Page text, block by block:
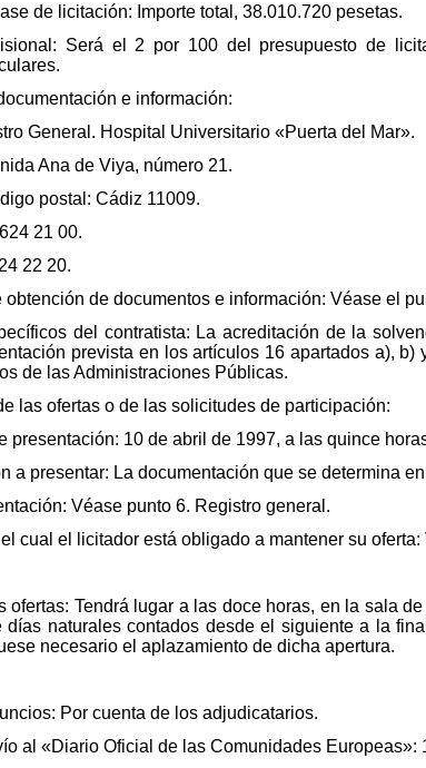
de licitación: Importe total, 38.010.720 pesetas.
Será el 2 por 100 del presupuesto de
e información:
General. Hospital Universitario «Puerta del Mar».
Ana de Viya, número 21.
postal: Cádiz 11009.
21 00.
22 20.
obtención de documentos e información: Véase el
del contratista: La acreditación de la
prevista en los artículos 16 apartados a),
de las Administraciones Públicas.
las ofertas o de las solicitudes de participación:
presentación: 10 de abril de 1997, a las quince
a presentar: La documentación que se determina
Véase punto 6. Registro general.
cual el licitador está obligado a mantener su
ofertas: Tendrá lugar a las doce horas, en la sala
días naturales contados desde el siguiente a la
necesario el aplazamiento de dicha apertura.
Por cuenta de los adjudicatarios.
al «Diario Oficial de las Comunidades Europeas»: